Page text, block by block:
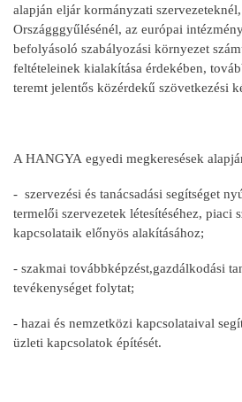
alapján eljár kormányzati
Országggyűlésénél, az európai
befolyásoló szabályozási környezet
feltételeinek kialakítása érdekében,
teremt jelentős közérdekű szövetkezési
A HANGYA egyedi megkeresések
- szervezési és tanácsadási segítséget
termelői szervezetek létesítéséhez, piaci
kapcsolataik előnyös alakításához;
- szakmai továbbképzést,gazdálkodási
tevékenységet folytat;
- hazai és nemzetközi kapcsolataival
üzleti kapcsolatok építését.